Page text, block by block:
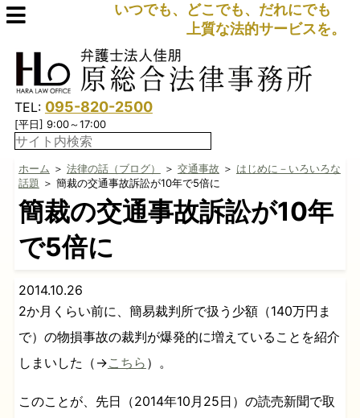
いつでも、どこでも、だれにでも
上質な法的サービスを。
TEL: 095-820-2500
[平日] 9:00～17:00
ホーム ＞ 法律の話（ブログ） ＞ 交通事故 ＞ はじめに－いろいろな
話題 ＞ 簡裁の交通事故訴訟が10年で5倍に
簡裁の交通事故訴訟が10年
で5倍に
2014.10.26
2か月くらい前に、簡易裁判所で扱う少額（140万円ま
で）の物損事故の裁判が爆発的に増えていることを紹介
しまいした（→こちら ）。
このことが、先日（2014年10月25日）の読売新聞で取